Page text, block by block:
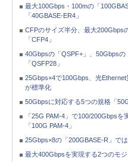
最大100Gbps・100mの「
「40GBASE-ER4」
CFPのサイズ半分、最大200Gbps
「CFP4」
40Gbpsの「QSPF+」、50Gbpsの
「QSFP28」
25Gbps×4で100Gbps、光
が標準化
50Gbpsに対応する5つの規格「
「25G PAM-4」で100/200Gbps
「100G PAM-4」
25Gbps×8の「200GBASE-R」で
最大400Gbpsを実現する2つのモ